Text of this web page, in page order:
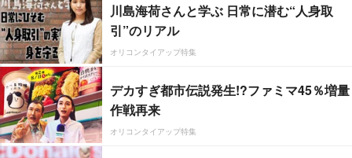
川島海荷さんと学ぶ 日常に潜む“人身取
引”のリアル
オリコンタイアップ特集
デカすぎ都市伝説発生!?ファミマ45％増量
作戦再来
オリコンタイアップ特集